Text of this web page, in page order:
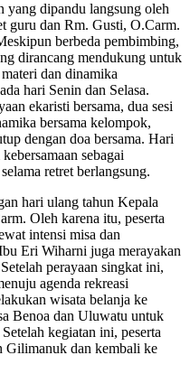
yang dipandu langsung oleh
guru dan Rm. Gusti, O.Carm.
berbeda pembimbing,
dirancang mendukung untuk
dan dinamika
hari Senin dan Selasa.
ekaristi bersama, dua sesi
bersama kelompok,
dengan doa bersama. Hari
sebagai
retret berlangsung.
hari ulang tahun Kepala
Oleh karena itu, peserta
intensi misa dan
Eri Wiharni juga merayakan
perayaan singkat ini,
agenda rekreasi
wisata belanja ke
Benoa dan Uluwatu untuk
kegiatan ini, peserta
Gilimanuk dan kembali ke